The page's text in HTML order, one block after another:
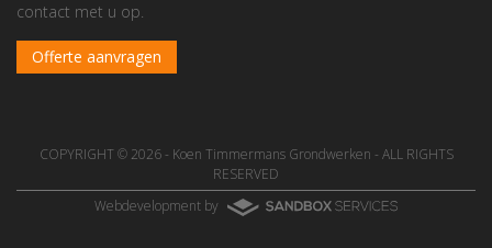
contact met u op.
Offerte aanvragen
COPYRIGHT © 2026 - Koen Timmermans Grondwerken - ALL RIGHTS
RESERVED
Webdevelopment by